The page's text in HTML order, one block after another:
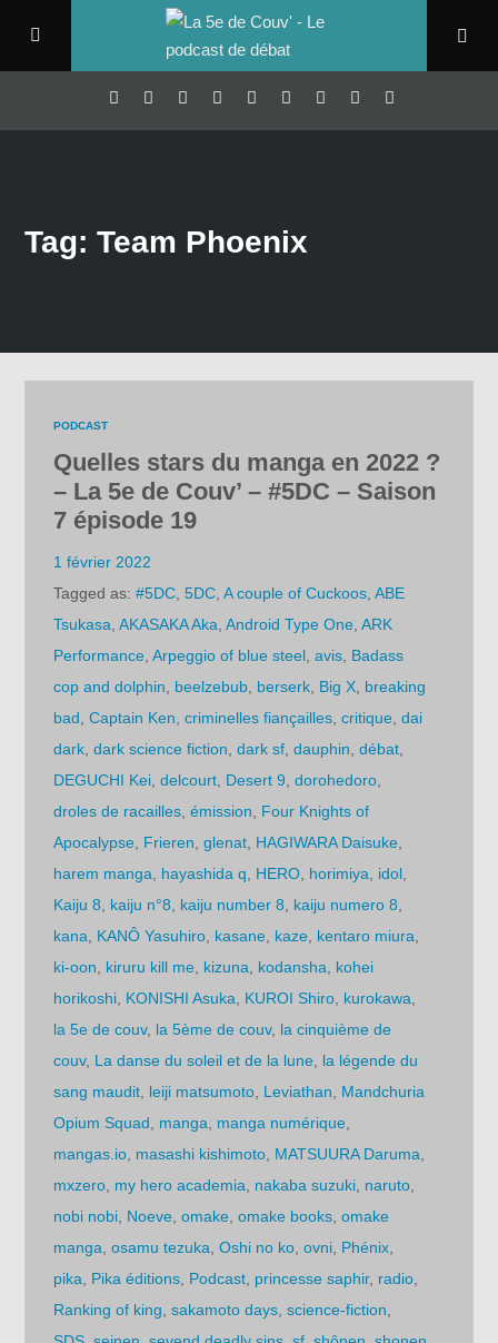
Tag: Team Phoenix
PODCAST
Quelles stars du manga en 2022 ?
– La 5e de Couv’ – #5DC – Saison
7 épisode 19
1 février 2022
Tagged as:#5DC ,5DC ,A couple of Cuckoos ,ABE
Tsukasa ,AKASAKA Aka ,Android Type One ,ARK
Performance ,Arpeggio of blue steel ,avis Badass
cop and dolphin
beelzebub berserk Big X breaking
bad ,Captain Ken ,criminelles fiançailles ,critique ,dai
dark ,dark science fiction ,dark sf ,dauphin ,débat
DEGUCHI Kei ,delcourt Desert 9 ,dorohedoro
droles de racailles ,émission
Four Knights of
Apocalypse Frieren ,glenat HAGIWARA Daisuke
harem manga
hayashida q HERO horimiya idol
Kaiju 8
kaiju n°8 kaiju number 8 kaiju numero 8
kana
KANÔ Yasuhiro kasane kaze kentaro miura
ki-oon
kiruru kill me kizuna kodansha
kohei
horikoshi KONISHI Asuka KUROI Shiro kurokawa
la 5e de couv, la 5ème de couv, la cinquième de
couv, La danse du soleil et de la lune la légende du
sang maudit leiji matsumoto Leviathan
Mandchuria
Opium Squad
manga manga numérique
mangas.io masashi kishimoto MATSUURA Daruma
mxzero my hero academia nakaba suzuki naruto
nobi nobi Noeve ,omake ,omake books ,omake
manga ,osamu tezuka ,Oshi no ko ,ovni Phénix
pika
Pika éditions Podcast princesse saphir, radio
Ranking of king ,sakamoto days ,science-fiction